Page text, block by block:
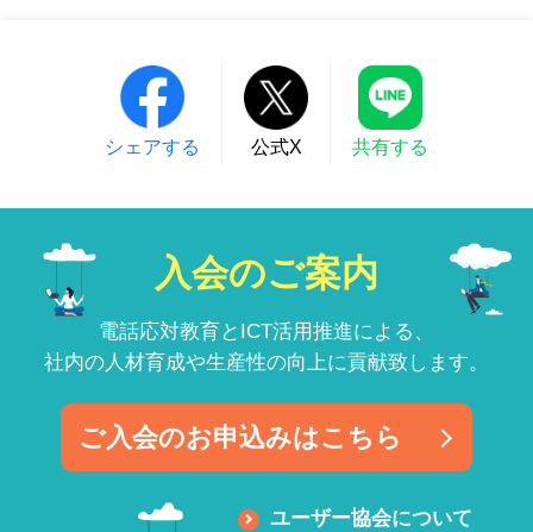
シェアする 公式X 共有する
入会のご案内
電話応対教育とICT活用推進による、
社内の人材育成や生産性の向上に貢献致します。
ご入会のお申込みはこちら
ユーザー協会について